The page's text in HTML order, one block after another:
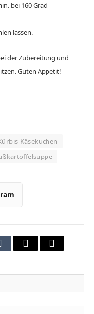
bei 160 Grad
lassen.
der Zubereitung und
Guten Appetit!
Käsekuchen
Email
Copy